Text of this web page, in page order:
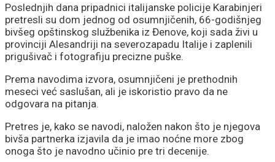
Poslednjih dana pripadnici italijanske policije Karabinjeri
pretresli su dom jednog od osumnjičenih, 66-godišnjeg
bivšeg opštinskog službenika iz Đenove, koji sada živi u
provinciji Alesandriji na severozapadu Italije i zaplenili
prigušivač i fotografiju precizne puške.
Prema navodima izvora, osumnjičeni je prethodnih
meseci već saslušan, ali je iskoristio pravo da ne
odgovara na pitanja.
Pretres je, kako se navodi, naložen nakon što je njegova
bivša partnerka izjavila da je imao noćne more zbog
onoga što je navodno učinio pre tri decenije.